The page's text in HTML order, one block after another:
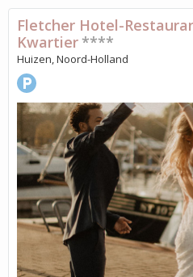
Fletcher Hotel-
Kwartier ****
Huizen, Noord-Holland